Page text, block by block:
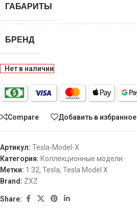
ГАБАРИТЫ
БРЕНД
Нет в наличии
Compare Добавить в избранное
Артикул: Tesla-Model-X
Категория: Коллекционные модели
Метки: 1:32, Tesla, Tesla Model X
Brand: ZXZ
Share: